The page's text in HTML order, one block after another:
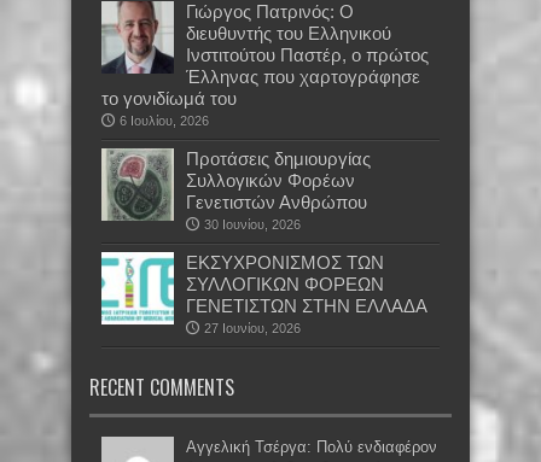
Γιώργος Πατρινός: Ο
διευθυντής του Ελληνικού
Ινστιτούτου Παστέρ, ο πρώτος
Έλληνας που χαρτογράφησε
το γονιδίωμά του
6 Ιουλίου, 2026
Προτάσεις δημιουργίας
Συλλογικών Φορέων
Γενετιστών Ανθρώπου
30 Ιουνίου, 2026
EKΣΥΧΡΟΝΙΣΜΟΣ ΤΩΝ
ΣΥΛΛΟΓΙΚΩΝ ΦΟΡΕΩΝ
ΓΕΝΕΤΙΣΤΩΝ ΣΤΗΝ ΕΛΛΑΔΑ
27 Ιουνίου, 2026
RECENT COMMENTS
Αγγελική Τσέργα: Πολύ ενδιαφέρον